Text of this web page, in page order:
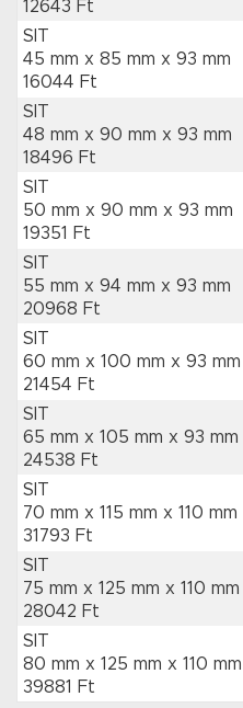
12643 Ft
SIT
45 mm x 85 mm x 93 mm
16044 Ft
SIT
48 mm x 90 mm x 93 mm
18496 Ft
SIT
50 mm x 90 mm x 93 mm
19351 Ft
SIT
55 mm x 94 mm x 93 mm
20968 Ft
SIT
60 mm x 100 mm x 93 mm
21454 Ft
SIT
65 mm x 105 mm x 93 mm
24538 Ft
SIT
70 mm x 115 mm x 110 mm
31793 Ft
SIT
75 mm x 125 mm x 110 mm
28042 Ft
SIT
80 mm x 125 mm x 110 mm
39881 Ft